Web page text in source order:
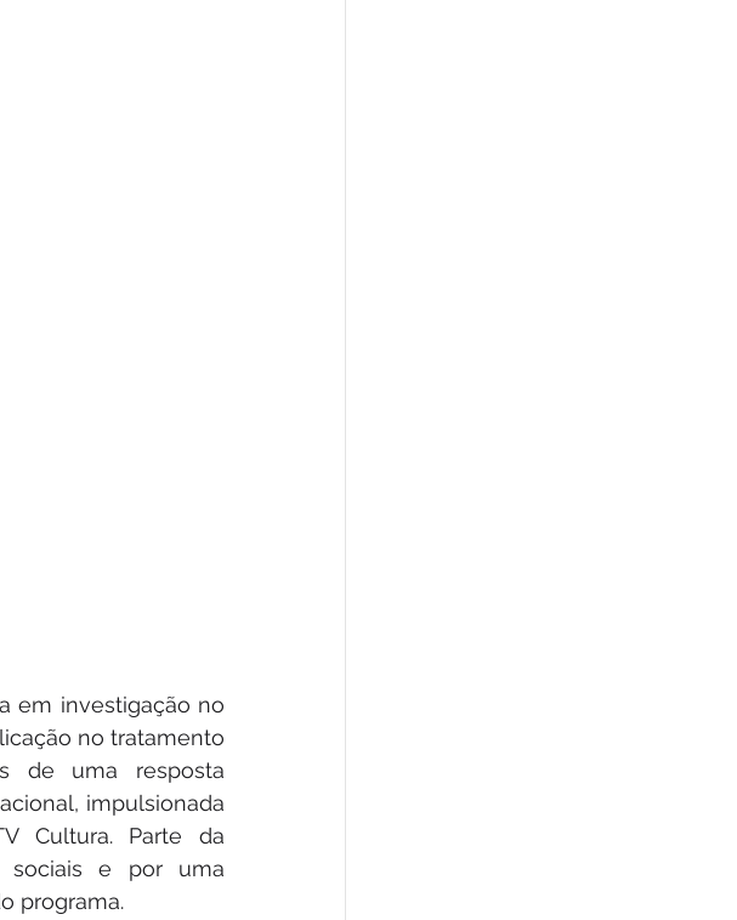
em investigação no
no tratamento
de uma resposta
impulsionada
Cultura. Parte da
sociais e por uma
programa.